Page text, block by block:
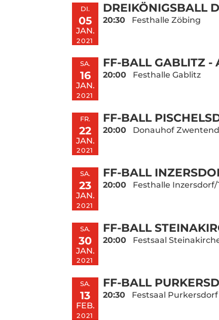
DI.
05
JAN.
2021
DREIKÖNIGSBALL
20:30 Festhalle Zöbing
SA.
16
JAN.
2021
FF-BALL GABLITZ -
20:00 Festhalle Gablitz
FR.
22
JAN.
2021
FF-BALL
20:00 Donauhof
SA.
23
JAN.
2021
FF-BALL
20:00 Festhalle Inzersdorf/
SA.
30
JAN.
2021
FF-BALL
20:00 Festsaal
SA.
13
FEB.
2021
FF-BALL
20:30 Festsaal Purkersdorf